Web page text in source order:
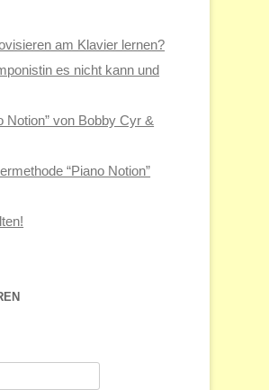
am Klavier lernen?
es nicht kann und
Notion” von Bobby Cyr &
“Piano Notion”